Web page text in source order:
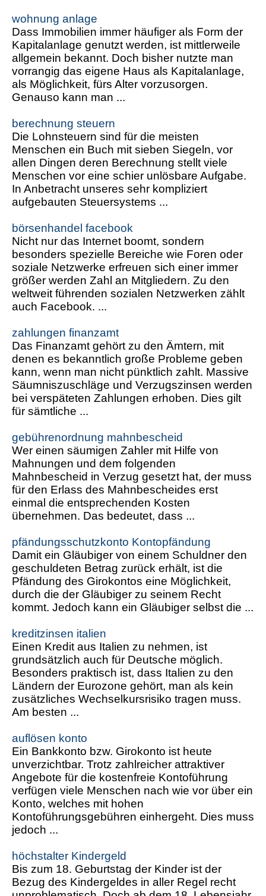
wohnung anlage
Dass Immobilien immer häufiger als Form der
Kapitalanlage genutzt werden, ist mittlerweile
allgemein bekannt. Doch bisher nutzte man
vorrangig das eigene Haus als Kapitalanlage,
als Möglichkeit, fürs Alter vorzusorgen.
Genauso kann man ...
berechnung steuern
Die Lohnsteuern sind für die meisten
Menschen ein Buch mit sieben Siegeln, vor
allen Dingen deren Berechnung stellt viele
Menschen vor eine schier unlösbare Aufgabe.
In Anbetracht unseres sehr kompliziert
aufgebauten Steuersystems ...
börsenhandel facebook
Nicht nur das Internet boomt, sondern
besonders spezielle Bereiche wie Foren oder
soziale Netzwerke erfreuen sich einer immer
größer werden Zahl an Mitgliedern. Zu den
weltweit führenden sozialen Netzwerken zählt
auch Facebook. ...
zahlungen finanzamt
Das Finanzamt gehört zu den Ämtern, mit
denen es bekanntlich große Probleme geben
kann, wenn man nicht pünktlich zahlt. Massive
Säumniszuschläge und Verzugszinsen werden
bei verspäteten Zahlungen erhoben. Dies gilt
für sämtliche ...
gebührenordnung mahnbescheid
Wer einen säumigen Zahler mit Hilfe von
Mahnungen und dem folgenden
Mahnbescheid in Verzug gesetzt hat, der muss
für den Erlass des Mahnbescheides erst
einmal die entsprechenden Kosten
übernehmen. Das bedeutet, dass ...
pfändungsschutzkonto Kontopfändung
Damit ein Gläubiger von einem Schuldner den
geschuldeten Betrag zurück erhält, ist die
Pfändung des Girokontos eine Möglichkeit,
durch die der Gläubiger zu seinem Recht
kommt. Jedoch kann ein Gläubiger selbst die ...
kreditzinsen italien
Einen Kredit aus Italien zu nehmen, ist
grundsätzlich auch für Deutsche möglich.
Besonders praktisch ist, dass Italien zu den
Ländern der Eurozone gehört, man als kein
zusätzliches Wechselkursrisiko tragen muss.
Am besten ...
auflösen konto
Ein Bankkonto bzw. Girokonto ist heute
unverzichtbar. Trotz zahlreicher attraktiver
Angebote für die kostenfreie Kontoführung
verfügen viele Menschen nach wie vor über ein
Konto, welches mit hohen
Kontoführungsgebühren einhergeht. Dies muss
jedoch ...
höchstalter Kindergeld
Bis zum 18. Geburtstag der Kinder ist der
Bezug des Kindergeldes in aller Regel recht